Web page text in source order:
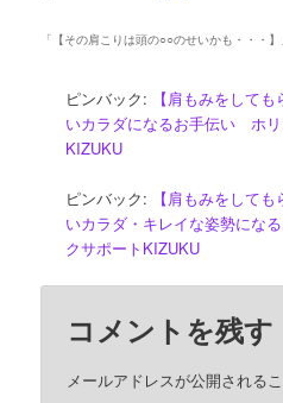
「 【その肩こりは頭の○○のせいかも・・・】
ピンバック:
【肩もみをして
いカラダになるお手伝い ホリ
KIZUKU
ピンバック:
【肩もみをして
いカラダ・キレイな姿勢にな
クサポートKIZUKU
コメントを残す
メールアドレスが公開される